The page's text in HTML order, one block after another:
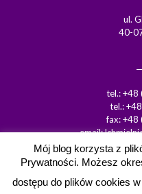
ul.
40-
tel.: +48
tel.:
fax: +48
email:
Mój blog korzysta z
Prywatności. Możesz
dostępu do plików cookies